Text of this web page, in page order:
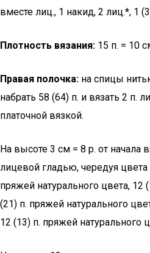
вместе лиц., 1 накид, 2 лиц.*, 1
Плотность вязания: 15 п. = 10
Правая полочка: на спицы
набрать 58 (64) п. и вязать 2 п.
платочной вязкой.
На высоте 3 см = 8 р. от начала
лицевой гладью, чередуя
пряжей натурального цвета, 12
(21) п. пряжей натурального
12 (13) п. пряжей натурального